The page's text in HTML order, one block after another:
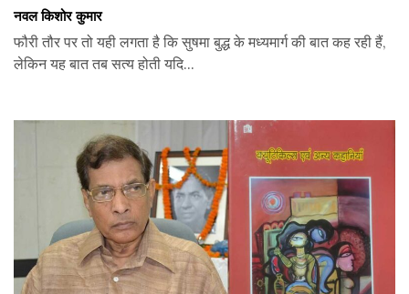
नवल किशोर कुमार
फौरी तौर पर तो यही लगता है कि सुषमा बुद्ध के मध्यमार्ग की बात कह रही हैं,
लेकिन यह बात तब सत्य होती यदि...